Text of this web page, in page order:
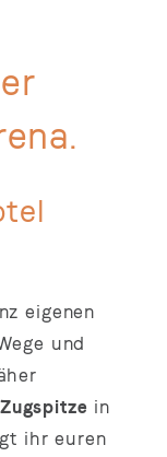
eigenen
und
Zugspitze in
ihr euren